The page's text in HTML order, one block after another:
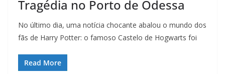
Tragédia no Porto de Odessa
No último dia, uma notícia chocante abalou o mundo dos
fãs de Harry Potter: o famoso Castelo de Hogwarts foi
Read More